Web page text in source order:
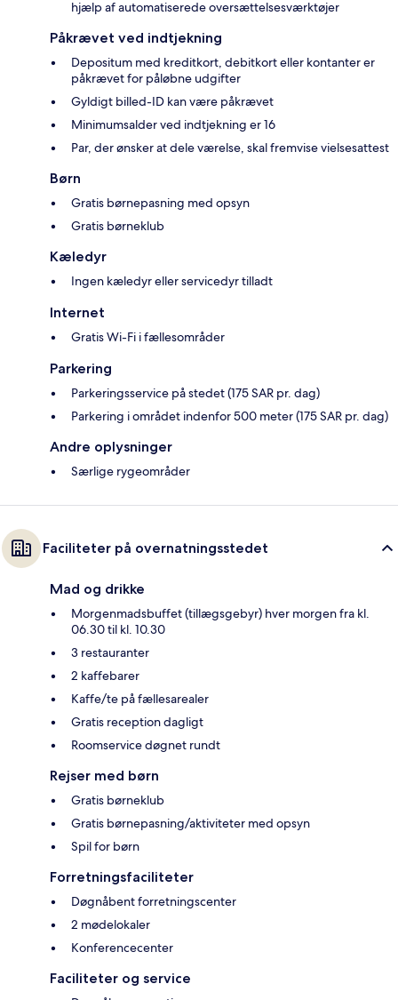
hjælp af automatiserede oversættelsesværktøjer
Påkrævet ved indtjekning
Depositum med kreditkort, debitkort eller kontanter er
påkrævet for påløbne udgifter
Gyldigt billed-ID kan være påkrævet
Minimumsalder ved indtjekning er 16
Par, der ønsker at dele værelse, skal fremvise vielsesattest
Børn
Gratis børnepasning med opsyn
Gratis børneklub
Kæledyr
Ingen kæledyr eller servicedyr tilladt
Internet
Gratis Wi-Fi i fællesområder
Parkering
Parkeringsservice på stedet (175 SAR pr. dag)
Parkering i området indenfor 500 meter (175 SAR pr. dag)
Andre oplysninger
Særlige rygeområder
Faciliteter på overnatningsstedet
Mad og drikke
Morgenmadsbuffet (tillægsgebyr) hver morgen fra kl.
06.30 til kl. 10.30
3 restauranter
2 kaffebarer
Kaffe/te på fællesarealer
Gratis reception dagligt
Roomservice døgnet rundt
Rejser med børn
Gratis børneklub
Gratis børnepasning/aktiviteter med opsyn
Spil for børn
Forretningsfaciliteter
Døgnåbent forretningscenter
2 mødelokaler
Konferencecenter
Faciliteter og service